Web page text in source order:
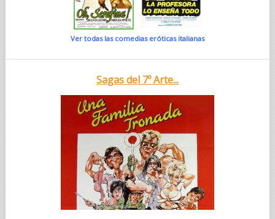
Ver todas las comedias eróticas italianas
Sagas del 7º Arte...